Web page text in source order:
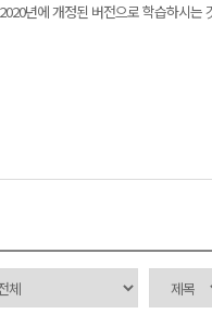
년에 개정된 버전으로 학습하시는